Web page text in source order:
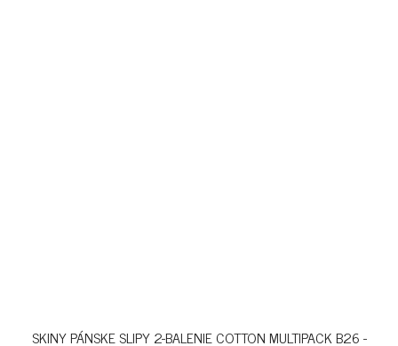
SKINY PÁNSKE SLIPY 2-BALENIE COTTON MULTIPACK B26 -